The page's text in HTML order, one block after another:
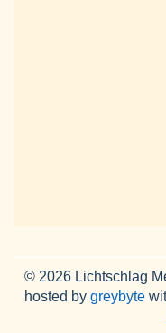
© 2026 Lichtschlag
hosted by greybyte